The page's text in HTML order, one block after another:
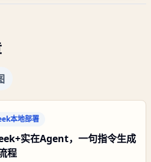
本地部署
实在Agent，一句指令生成
程